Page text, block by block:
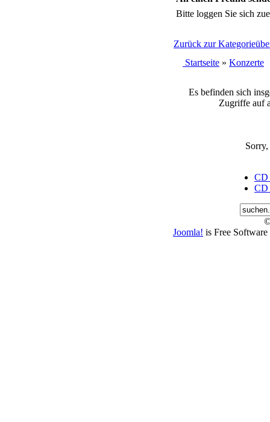
Bitte loggen Sie sich
Zurück zur
Startseite » Konzerte
Es befinden sich
Zugriffe auf
CD
CD
Joomla! is Free